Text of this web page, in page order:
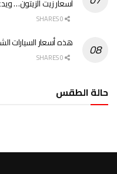
أسعار زيت الزيتون…
هذه أسعار السيارات
حالة الطقس